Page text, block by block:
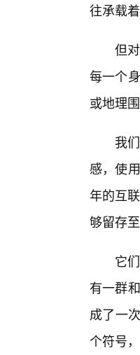
往承载
但
每一个
或地理
我
感，使
年的互
够留存
它
有一群
成了一
个符号